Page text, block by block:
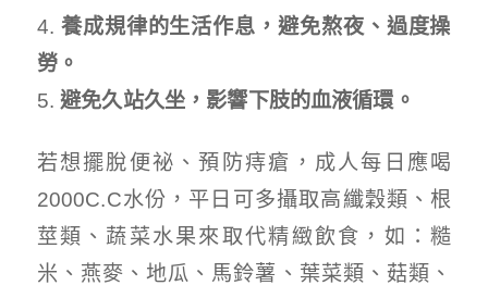
養成規律的生活作息，避免熬夜、過度操
勞。
避免久站久坐，影響下肢的血液循環。
若想擺脫便祕、預防痔瘡，成人每日應喝
2000C.C水份，平日可多攝取高纖穀類、根
莖類、蔬菜水果來取代精緻飲食，如：糙
米、燕麥、地瓜、馬鈴薯、葉菜類、菇類、